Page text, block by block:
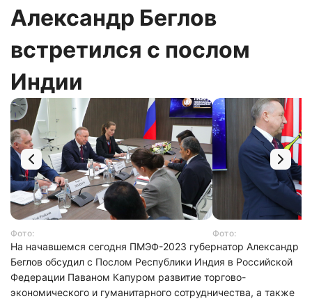
Александр Беглов
встретился с послом
Индии
Фото: Фото:
На начавшемся сегодня ПМЭФ-2023 губернатор Александр
Беглов обсудил с Послом Республики Индия в Российской
Федерации Паваном Капуром развитие торгово-
экономического и гуманитарного сотрудничества, а также